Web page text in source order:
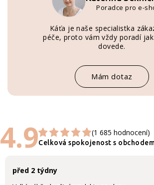
Poradce pro e-
Káťa je naše specialistka
péče, proto vám vždy poradí
dovede.
Mám dotaz
4.9 (1 685 hodnocení)
Celková spokojenost s
před 2 týdny